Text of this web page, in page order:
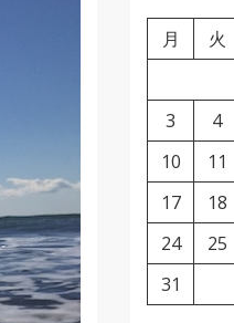
月
火
3
4
10
11
17
18
24
25
31